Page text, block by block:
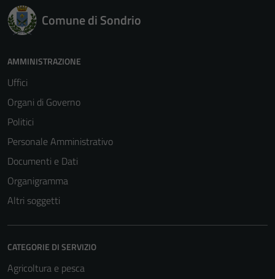
Comune di Sondrio
AMMINISTRAZIONE
Uffici
Organi di Governo
Politici
Personale Amministrativo
Documenti e Dati
Organigramma
Altri soggetti
CATEGORIE DI SERVIZIO
Agricoltura e pesca